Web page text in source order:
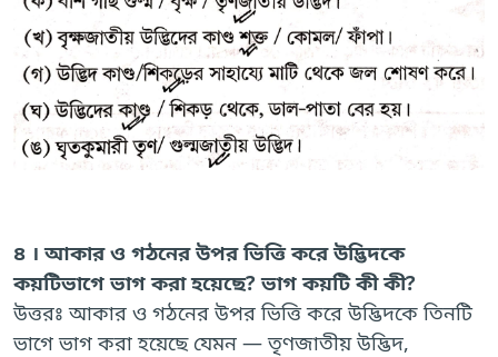
৪ । আকার ও গঠনের উপর ভিত্তি করে উদ্ভিদকে
কয়টিভাগে ভাগ করা হয়েছে? ভাগ কয়টি কী কী?
উত্তরঃ আকার ও গঠনের উপর ভিত্তি করে উদ্ভিদকে তিনটি
ভাগে ভাগ করা হয়েছে যেমন — তৃণজাতীয় উদ্ভিদ,